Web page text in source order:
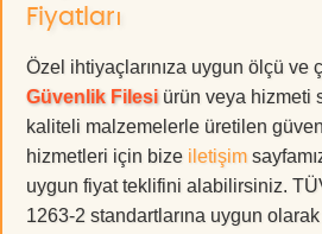
Fiyatları
Özel ihtiyaçlarınıza uygun ölçü ve
Güvenlik Filesi ürün veya hizmeti
kaliteli malzemelerle üretilen
hizmetleri için bize iletişim
uygun fiyat teklifini alabilirsiniz.
1263-2 standartlarına uygun